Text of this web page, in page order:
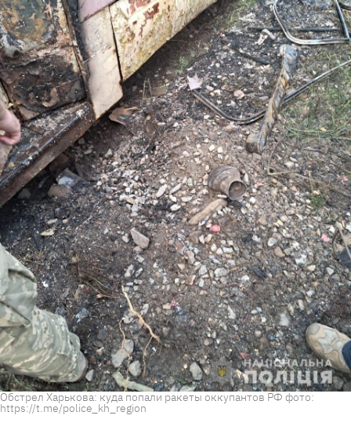
Обстрел Харькова: куда попали ракеты оккупантов РФ фото:
https://t.me/police_kh_region